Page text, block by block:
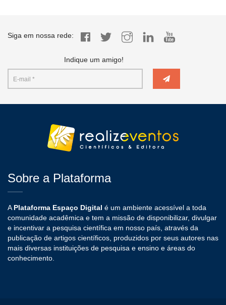
Siga em nossa rede:
Indique um amigo!
Sobre a Plataforma
APlataforma Espaço Digital é um ambiente acessível a toda
comunidade acadêmica e tem a missão de disponibilizar, divulgar
e incentivar a pesquisa científica em nosso país, através da
publicação de artigos científicos, produzidos por seus autores nas
mais diversas instituições de pesquisa e ensino e áreas do
conhecimento.